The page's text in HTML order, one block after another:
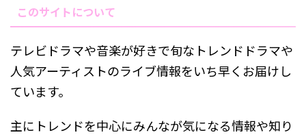
このサイトについて
テレビドラマや音楽が好きで旬なトレンドドラマや
人気アーティストのライブ情報をいち早くお届けし
ています。
主にトレンドを中心にみんなが気になる情報や知り